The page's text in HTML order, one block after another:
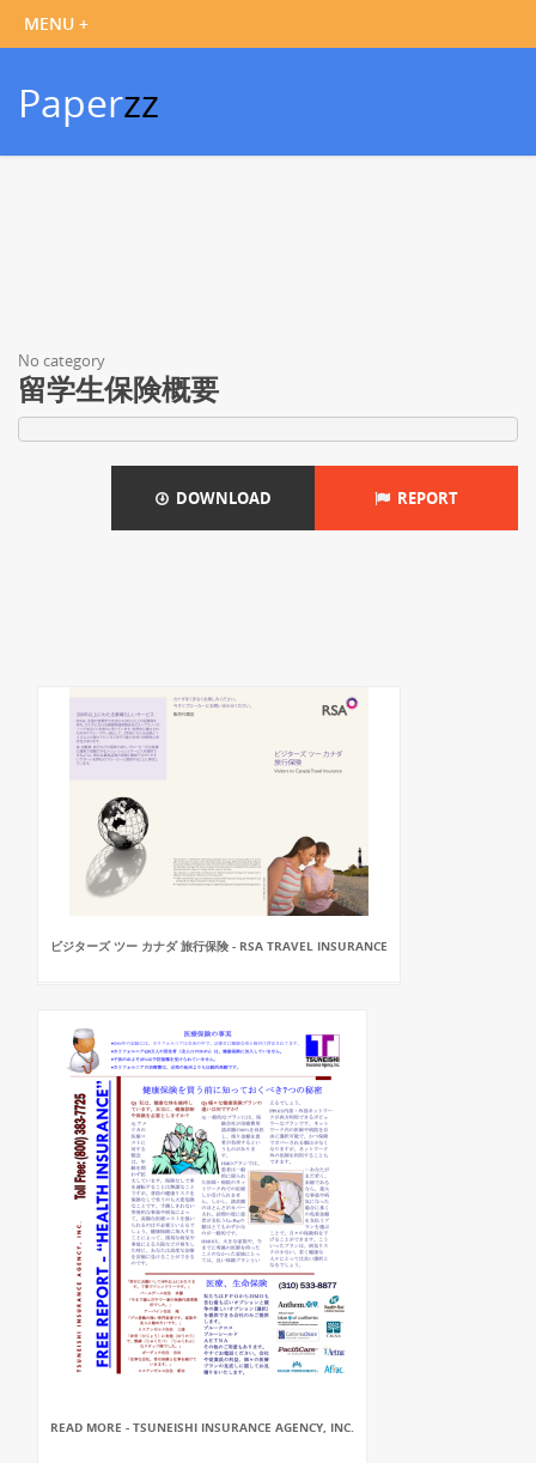
Paperzz
No category
留学生保険概要
DOWNLOAD REPORT
ビジターズ ツー カナダ 旅行保険 - RSA TRAVEL INSURANCE
READ MORE - TSUNEISHI INSURANCE AGENCY, INC.